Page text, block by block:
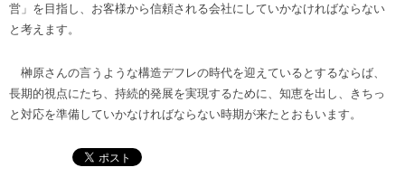
営」を目指し、お客様から信頼される会社にしていかなければならない
と考えます。
榊原さんの言うような構造デフレの時代を迎えているとするならば、
長期的視点にたち、持続的発展を実現するために、知恵を出し、きちっ
と対応を準備していかなければならない時期が来たとおもいます。